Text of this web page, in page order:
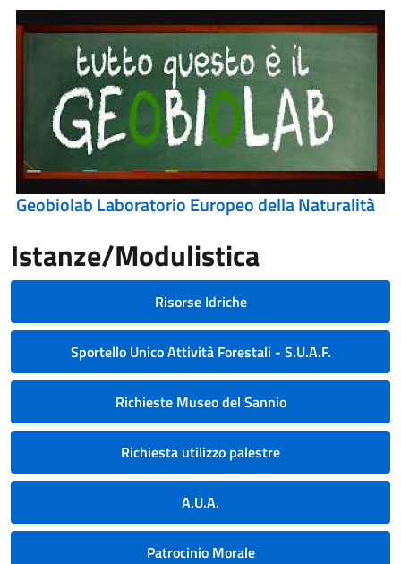
Geobiolab Laboratorio Europeo della Naturalità
Istanze/Modulistica
Risorse Idriche
Sportello Unico Attività Forestali - S.U.A.F.
Richieste Museo del Sannio
Richiesta utilizzo palestre
A.U.A.
Patrocinio Morale